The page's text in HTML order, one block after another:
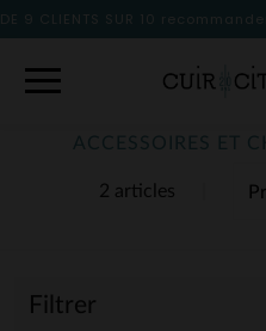
le site
2 articles
ACCESSOIRES ET
Filtrer